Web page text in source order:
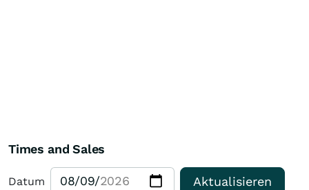
Times and Sales
Datum Aktualisieren